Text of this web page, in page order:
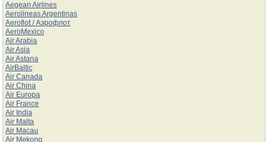
Aegean Airlines
Aerolineas Argentinas
Aeroflot / Аэрофлот
AeroMexico
Air Arabia
Air Asia
Air Astana
AirBaltic
Air Canada
Air China
Air Europa
Air France
Air India
Air Malta
Air Macau
Air Mekong